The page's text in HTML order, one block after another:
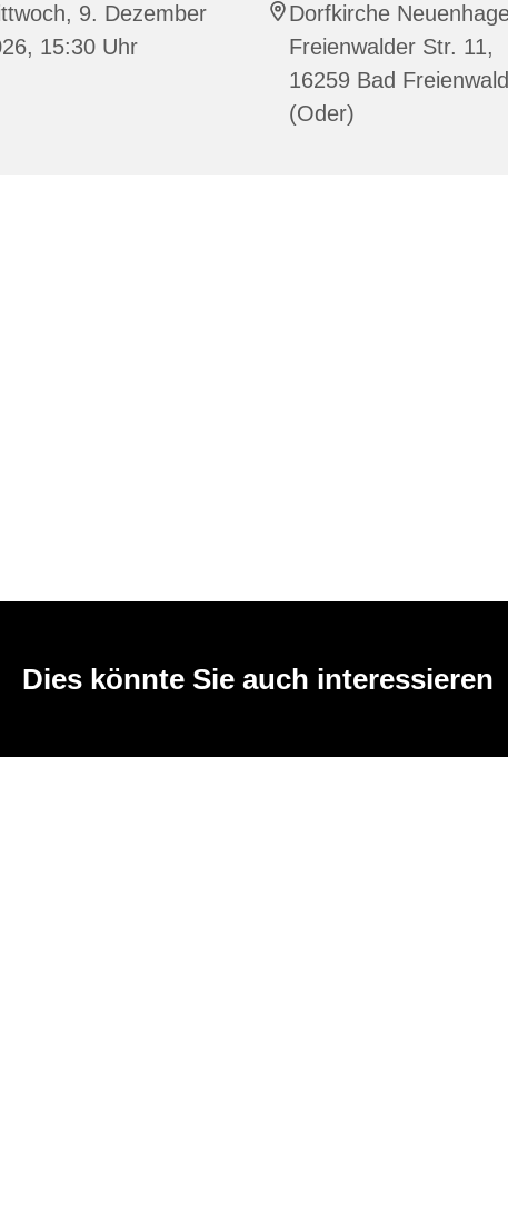
9. Dezember
15:30 Uhr
Dorfkirche
Freienwalder Str. 11,
16259 Bad
(Oder)
Dies könnte Sie auch interessieren